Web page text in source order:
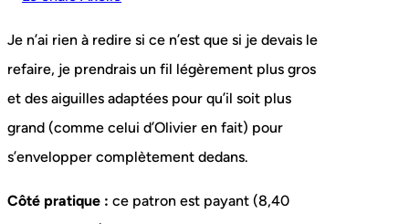
Je n’ai rien à redire si ce n’est que si je devais le
refaire, je prendrais un fil légèrement plus gros
et des aiguilles adaptées pour qu’il soit plus
grand (comme celui d’Olivier en fait) pour
s’envelopper complètement dedans.
Côté pratique : ce patron est payant (8,40